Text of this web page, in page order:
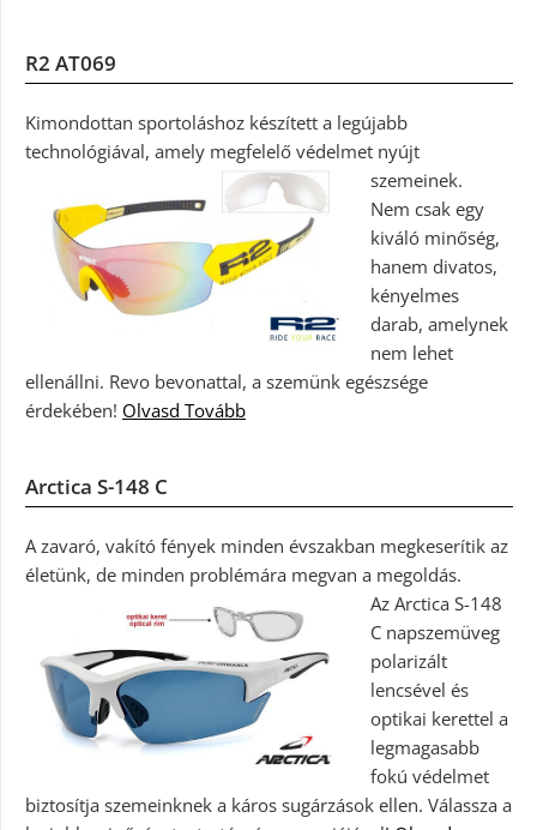
R2 AT069
Kimondottan sportoláshoz készített a legújabb
technológiával, amely megfelelő védelmet nyújt
szemeinek.
Nem csak egy
kiváló minőség,
hanem divatos,
kényelmes
darab, amelynek
nem lehet
ellenállni. Revo bevonattal, a szemünk egészsége
érdekében! Olvasd Tovább
Arctica S-148 C
A zavaró, vakító fények minden évszakban megkeserítik az
életünk, de minden problémára megvan a megoldás.
Az Arctica S-148
C napszemüveg
polarizált
lencsével és
optikai kerettel a
legmagasabb
fokú védelmet
biztosítja szemeinknek a káros sugárzások ellen. Válassza a